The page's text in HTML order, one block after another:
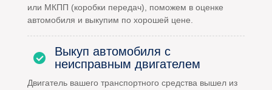
или МКПП (коробки передач), поможем в оценке
автомобиля и выкупим по хорошей цене.
Выкуп автомобиля с
неисправным двигателем
Двигатель вашего транспортного средства вышел из